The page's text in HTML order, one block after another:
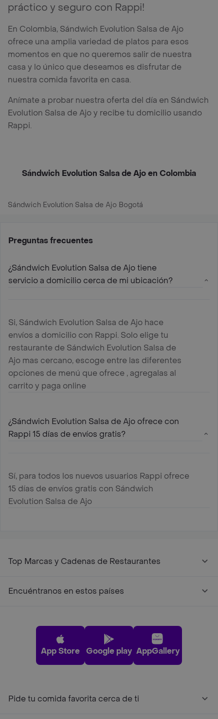
práctico y seguro con Rappi!
En Colombia, Sándwich Evolution Salsa de Ajo
ofrece una amplia variedad de platos para esos
momentos en que no queremos salir de nuestra
casa y lo único que deseamos es disfrutar de
nuestra comida favorita en casa.
Anímate a probar nuestra oferta del día en Sándwich
Evolution Salsa de Ajo y recibe tu domicilio usando
Rappi.
Sándwich Evolution Salsa de Ajo en Colombia
Sándwich Evolution Salsa de Ajo Bogotá
Preguntas frecuentes
¿Sándwich Evolution Salsa de Ajo tiene
servicio a domicilio cerca de mi ubicación?
Si, Sándwich Evolution Salsa de Ajo hace
envíos a domicilio con Rappi. Solo elige tu
restaurante de Sándwich Evolution Salsa de
Ajo mas cercano, escoge entre las diferentes
opciones de menú que ofrece , agregalas al
carrito y paga online
¿Sándwich Evolution Salsa de Ajo ofrece con
Rappi 15 días de envíos gratis?
Sí, para todos los nuevos usuarios Rappi ofrece
15 días de envíos gratis con Sándwich
Evolution Salsa de Ajo
Top Marcas y Cadenas de Restaurantes
Encuéntranos en estos países
App Store Google play AppGallery
Pide tu comida favorita cerca de ti